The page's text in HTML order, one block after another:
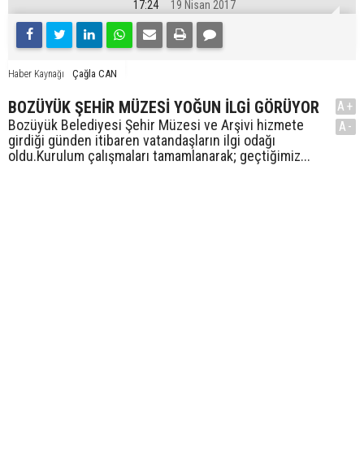
17:24 19 Nisan 2017
Haber Kaynağı Çağla CAN
BOZÜYÜK ŞEHİR MÜZESİ YOĞUN İLGİ GÖRÜYOR
Bozüyük Belediyesi Şehir Müzesi ve Arşivi hizmete
girdiği günden itibaren vatandaşların ilgi odağı
oldu.Kurulum çalışmaları tamamlanarak; geçtiğimiz...
A+
A-